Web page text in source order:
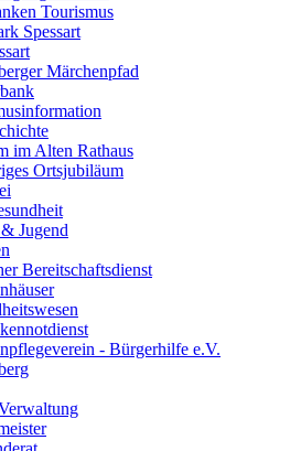
Tourismus
Spessart
Märchenpfad
im Alten Rathaus
Ortsjubiläum
Jugend
Bereitschaftsdienst
- Bürgerhilfe e.V.